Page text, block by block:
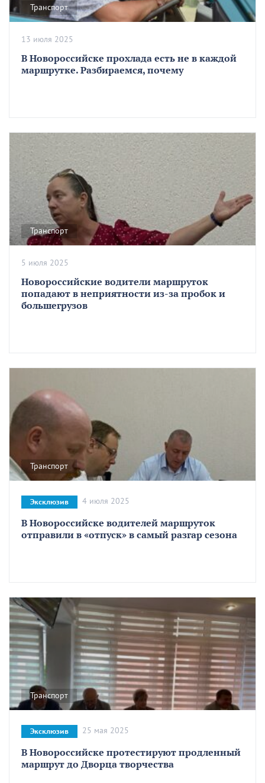
Транспорт
В Новороссийске прохлада есть не в каждой
маршрутке. Разбираемся, почему
13 июля 2025
Транспорт
Новороссийские водители маршруток
попадают в неприятности из-за пробок и
большегрузов
5 июля 2025
Транспорт
В Новороссийске водителей маршруток
отправили в «отпуск» в самый разгар сезона
Эксклюзив 4 июля 2025
Транспорт
В Новороссийске протестируют продленный
маршрут до Дворца творчества
Эксклюзив 25 мая 2025